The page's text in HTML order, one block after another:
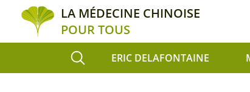
LA MÉDECINE CHINOISE
POUR TOUS
ERIC DELAFONTAINE